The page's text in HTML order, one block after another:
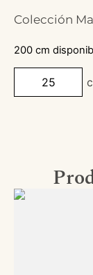
Colección
200 cm